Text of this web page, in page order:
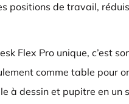
positions de travail,
Flex Pro unique, c’est
comme table pour
à dessin et pupitre en un